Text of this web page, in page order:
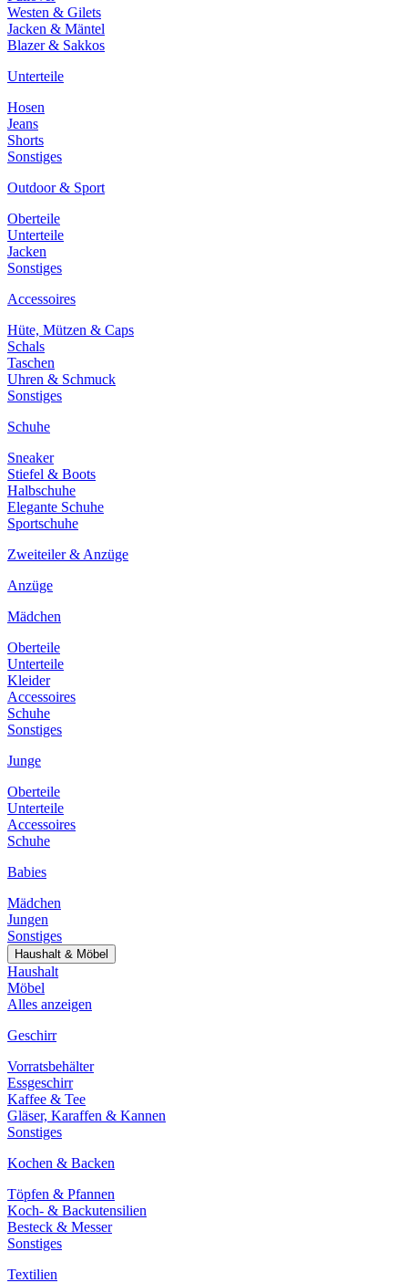
Westen & Gilets
Jacken & Mäntel
Blazer & Sakkos
Unterteile
Hosen
Jeans
Shorts
Sonstiges
Outdoor & Sport
Oberteile
Unterteile
Jacken
Sonstiges
Accessoires
Hüte, Mützen & Caps
Schals
Taschen
Uhren & Schmuck
Sonstiges
Schuhe
Sneaker
Stiefel & Boots
Halbschuhe
Elegante Schuhe
Sportschuhe
Zweiteiler & Anzüge
Anzüge
Mädchen
Oberteile
Unterteile
Kleider
Accessoires
Schuhe
Sonstiges
Junge
Oberteile
Unterteile
Accessoires
Schuhe
Babies
Mädchen
Jungen
Sonstiges
Haushalt & Möbel
Haushalt
Möbel
Alles anzeigen
Geschirr
Vorratsbehälter
Essgeschirr
Kaffee & Tee
Gläser, Karaffen & Kannen
Sonstiges
Kochen & Backen
Töpfen & Pfannen
Koch- & Backutensilien
Besteck & Messer
Sonstiges
Textilien